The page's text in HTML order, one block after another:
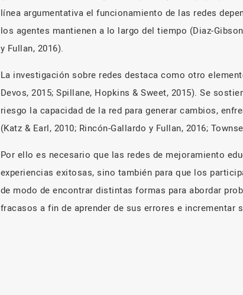
línea argumentativa el funcionamiento de las redes
los agentes mantienen a lo largo del tiempo (Diaz-
y Fullan, 2016).
La investigación sobre redes destaca como otro
Devos, 2015; Spillane, Hopkins & Sweet, 2015). Se
riesgo la capacidad de la red para generar cambios,
(Katz & Earl, 2010; Rincón-Gallardo y Fullan, 2016;
Por ello es necesario que las redes de mejoramiento
experiencias exitosas, sino también para que los
de modo de encontrar distintas formas para abordar
fracasos a fin de aprender de sus errores e incrementar